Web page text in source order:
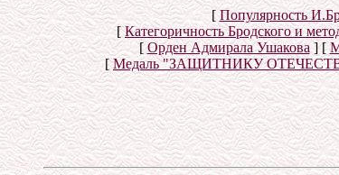
[ Популярность
[Категоричность Бродского и
[Орден Адмирала Ушакова ] [
[Медаль "ЗАЩИТНИКУ